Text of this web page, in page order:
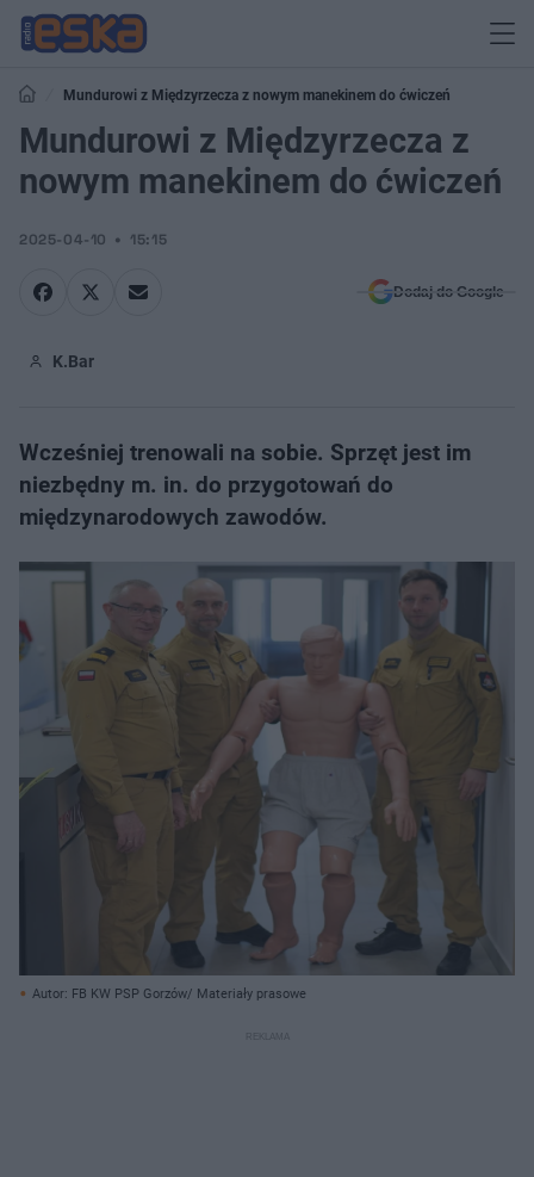
Mundurowi z Międzyrzecza z nowym manekinem do ćwiczeń
Mundurowi z Międzyrzecza z
nowym manekinem do ćwiczeń
2025-04-10 15:15
Dodaj do Google
K.Bar
Wcześniej trenowali na sobie. Sprzęt jest im
niezbędny m. in. do przygotowań do
międzynarodowych zawodów.
Autor: FB KW PSP Gorzów/ Materiały prasowe